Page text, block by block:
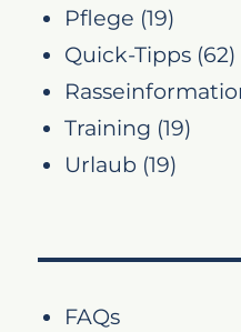
Pflege (19)
Quick-Tipps (62)
Training (19)
Urlaub (19)
FAQs